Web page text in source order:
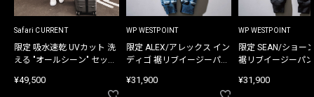
Safari CURRENT
限定 吸水速乾 UVカット 洗
える "オールシーン" セット
¥49,500
WP WESTPOINT
限定 ALEX/アレックス イン
ディゴ 裾リブイージーパン
¥31,900
WP WESTPOINT
限定 SEAN/ショー
裾リブイージーパ
¥31,900